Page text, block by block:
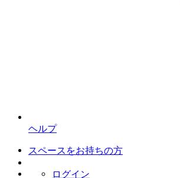
ヘルプ
スペースをお持ちの方
ログイン